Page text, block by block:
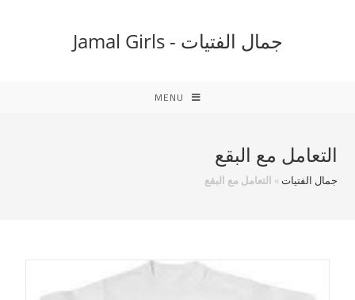
جمال الفتيات - Jamal Girls
MENU
التعامل مع البقع
جمال الفتيات» التعامل مع البقع